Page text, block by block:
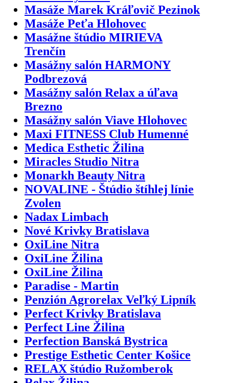
Masáže Marek Kráľovič Pezinok
Masáže Peťa Hlohovec
Masážne štúdio MIRIEVA
Trenčín
Masážny salón HARMONY
Podbrezová
Masážny salón Relax a úľava
Brezno
Masážny salón Viave Hlohovec
Maxi FITNESS Club Humenné
Medica Esthetic Žilina
Miracles Studio Nitra
Monarkh Beauty Nitra
NOVALINE - Štúdio štíhlej línie
Zvolen
Nadax Limbach
Nové Krivky Bratislava
OxiLine Nitra
OxiLine Žilina
OxiLine Žilina
Paradise - Martin
Penzión Agrorelax Veľký Lipník
Perfect Krivky Bratislava
Perfect Line Žilina
Perfection Banská Bystrica
Prestige Esthetic Center Košice
RELAX štúdio Ružomberok